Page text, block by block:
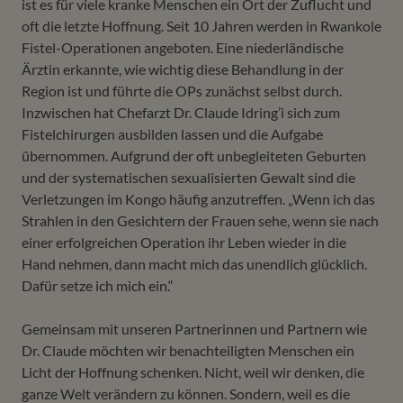
ist es für viele kranke Menschen ein Ort der Zuflucht und
oft die letzte Hoffnung. Seit 10 Jahren werden in Rwankole
Fistel-Operationen angeboten. Eine niederländische
Ärztin erkannte, wie wichtig diese Behandlung in der
Region ist und führte die OPs zunächst selbst durch.
Inzwischen hat Chefarzt Dr. Claude Idring’i sich zum
Fistelchirurgen ausbilden lassen und die Aufgabe
übernommen. Aufgrund der oft unbegleiteten Geburten
und der systematischen sexualisierten Gewalt sind die
Verletzungen im Kongo häufig anzutreffen. „Wenn ich das
Strahlen in den Gesichtern der Frauen sehe, wenn sie nach
einer erfolgreichen Operation ihr Leben wieder in die
Hand nehmen, dann macht mich das unendlich glücklich.
Dafür setze ich mich ein.“
Gemeinsam mit unseren Partnerinnen und Partnern wie
Dr. Claude möchten wir benachteiligten Menschen ein
Licht der Hoffnung schenken. Nicht, weil wir denken, die
ganze Welt verändern zu können. Sondern, weil es die